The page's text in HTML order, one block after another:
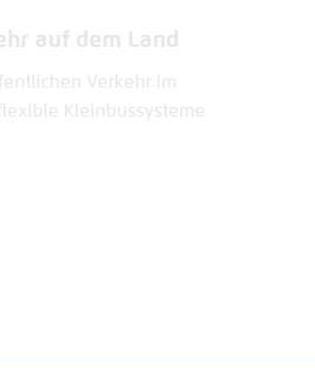
auf dem Land
Verkehr im
Kleinbussysteme